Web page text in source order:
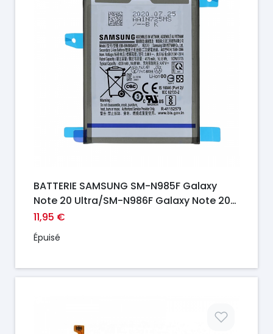
BATTERIE SAMSUNG SM-N985F Galaxy
Note 20 Ultra/SM-N986F Galaxy Note 20
Ultra 5G ORI
11,95 €
Épuisé